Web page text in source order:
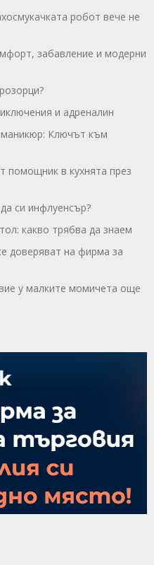
робот вече не
забавление и модерни
и адреналин
Ключът към
в кухнята през
си инфлуенсър?
какво трябва да знаем
доверяват на фирма за
у малките момичета още